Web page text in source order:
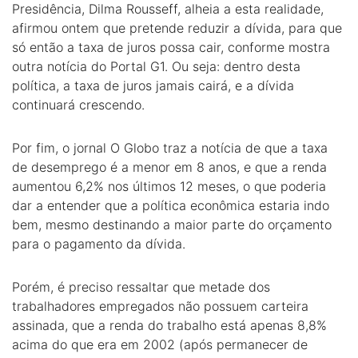
Presidência, Dilma Rousseff, alheia a esta realidade,
afirmou ontem que pretende reduzir a dívida, para que
só então a taxa de juros possa cair, conforme mostra
outra notícia do Portal G1. Ou seja: dentro desta
política, a taxa de juros jamais cairá, e a dívida
continuará crescendo.
Por fim, o jornal O Globo traz a notícia de que a taxa
de desemprego é a menor em 8 anos, e que a renda
aumentou 6,2% nos últimos 12 meses, o que poderia
dar a entender que a política econômica estaria indo
bem, mesmo destinando a maior parte do orçamento
para o pagamento da dívida.
Porém, é preciso ressaltar que metade dos
trabalhadores empregados não possuem carteira
assinada, que a renda do trabalho está apenas 8,8%
acima do que era em 2002 (após permanecer de